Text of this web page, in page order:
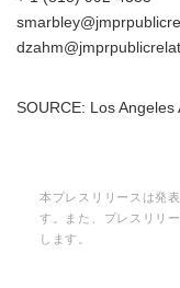
SOURCE: Los Angeles
本プレスリリースは発
す。また、プレスリリ
します。